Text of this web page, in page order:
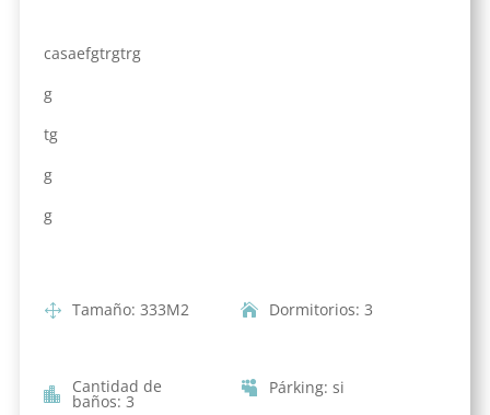
casaefgtrgtrg
g
tg
g
g
Tamaño: 333M2 Dormitorios: 3
Cantidad de
baños: 3
Párking: si